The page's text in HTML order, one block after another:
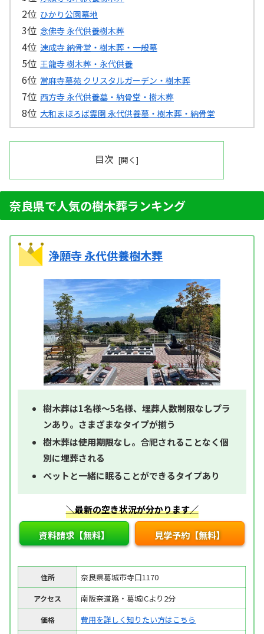
ひかり公園墓地
念佛寺 永代供養樹木葬
速成寺 納骨堂・樹木葬・一般墓
王龍寺 樹木葬・永代供養
當麻寺墓苑 クリスタルガーデン・樹木葬
西方寺 永代供養墓・納骨堂・樹木葬
大和まほろば霊園 永代供養墓・樹木葬・納骨堂
目次
奈良県で人気の樹木葬ランキング
浄願寺 永代供養樹木葬
樹木葬は1名様～5名様、埋葬人数制限なしプラ
ンあり。さまざまなタイプが揃う
樹木葬は使用期限なし。合祀されることなく個
別に埋葬される
ペットと一緒に眠ることができるタイプあり
＼最新の空き状況が分かります／
資料請求【無料】 見学予約【無料】
住所 奈良県葛城市寺口1170
アクセス 南阪奈道路・葛城ICより2分
価格 費用を詳しく知りたい方はこちら